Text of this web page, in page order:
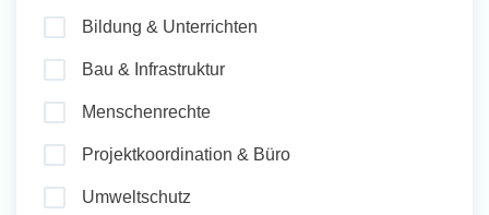
Initiativbewerbung
Bildung & Unterrichten
Bau & Infrastruktur
Menschenrechte
Projektkoordination & Büro
Umweltschutz